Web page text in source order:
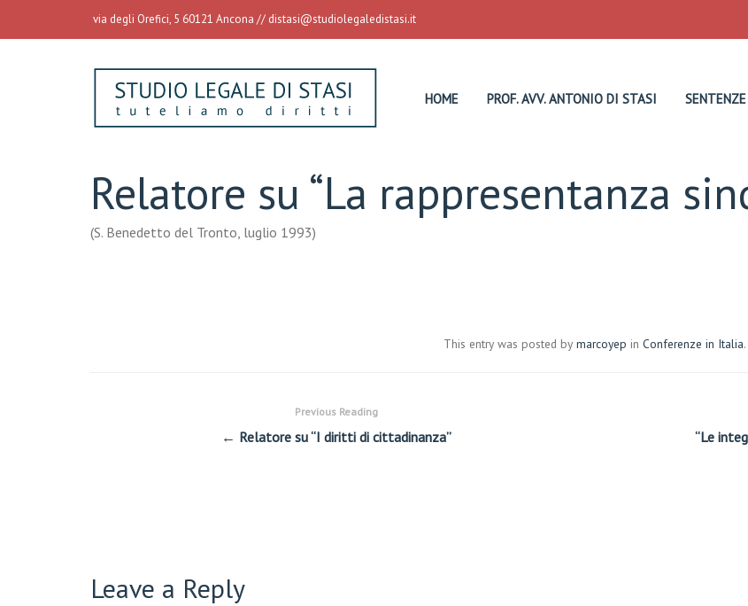
via degli Orefici, 5 60121 Ancona // distasi@studiolegaledistasi.it
HOME PROF. AVV. ANTONIO DI STASI SENTENZE
Relatore su “La rappresentanza
(S. Benedetto del Tronto, luglio 1993)
This entry was posted by marcoyep in Conferenze in Italia.
Previous Reading
← Relatore su “I diritti di cittadinanza” “Le
Leave a Reply